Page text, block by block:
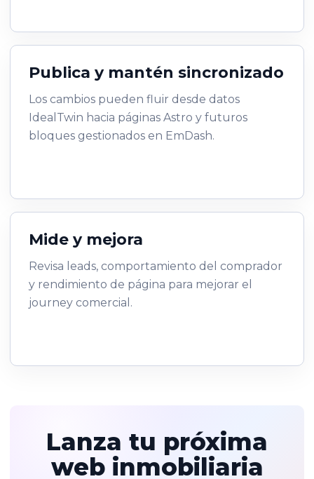
Publica y mantén sincronizado
Los cambios pueden fluir desde datos
IdealTwin hacia páginas Astro y futuros
bloques gestionados en EmDash.
Mide y mejora
Revisa leads, comportamiento del comprador
y rendimiento de página para mejorar el
journey comercial.
Lanza tu próxima
web inmobiliaria